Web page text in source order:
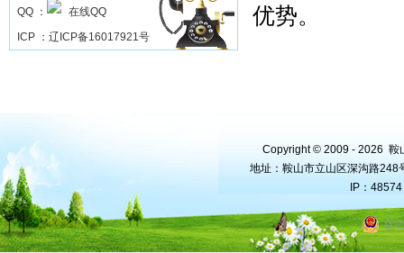
QQ ：
ICP ： 辽ICP备16017921号
优势。
Copyright © 2009 - 2026 鞍
地址：鞍山市立山区深沟路
IP：
辽